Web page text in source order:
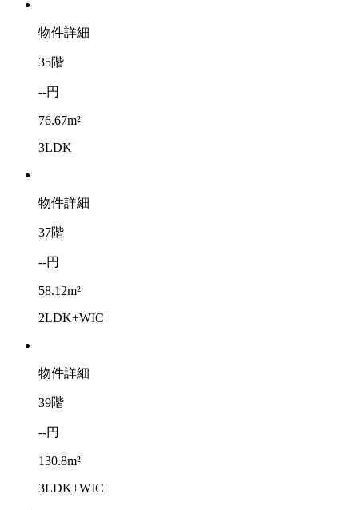
物件詳細
35階
--円
76.67m²
3LDK
物件詳細
37階
--円
58.12m²
2LDK+WIC
物件詳細
39階
--円
130.8m²
3LDK+WIC